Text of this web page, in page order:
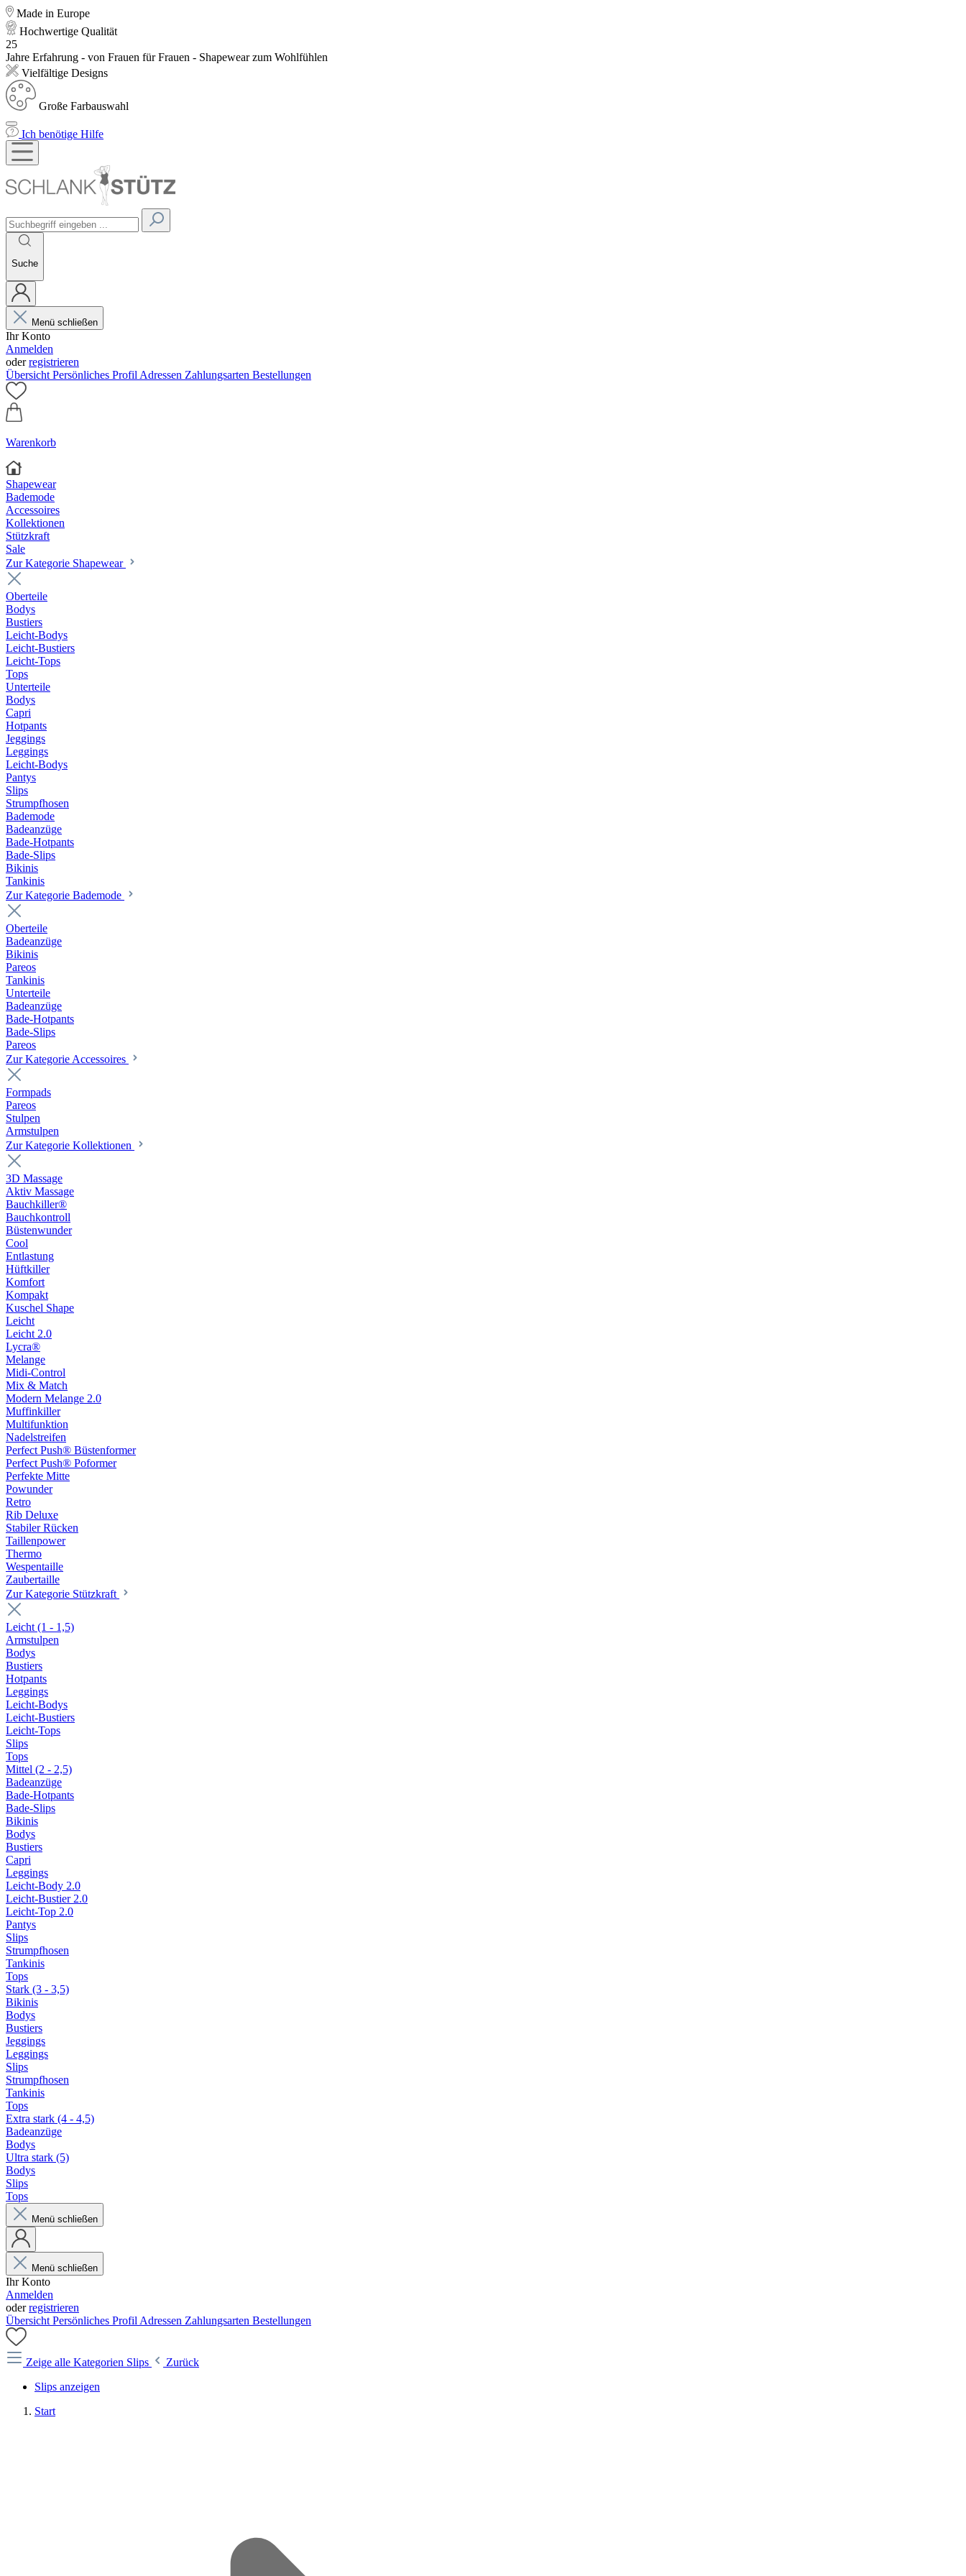
Made in Europe
Hochwertige Qualität
25
Jahre Erfahrung - von Frauen für Frauen - Shapewear zum Wohlfühlen
Vielfältige Designs
Große Farbauswahl
Ich benötige Hilfe
Suche
Menü schließen
Ihr Konto
Anmelden
oderregistrieren
Übersicht Persönliches Profil Adressen Zahlungsarten Bestellungen
Warenkorb
Shapewear
Bademode
Accessoires
Kollektionen
Stützkraft
Sale
Zur Kategorie Shapewear
Oberteile
Bodys
Bustiers
Leicht-Bodys
Leicht-Bustiers
Leicht-Tops
Tops
Unterteile
Bodys
Capri
Hotpants
Jeggings
Leggings
Leicht-Bodys
Pantys
Slips
Strumpfhosen
Bademode
Badeanzüge
Bade-Hotpants
Bade-Slips
Bikinis
Tankinis
Zur Kategorie Bademode
Oberteile
Badeanzüge
Bikinis
Pareos
Tankinis
Unterteile
Badeanzüge
Bade-Hotpants
Bade-Slips
Pareos
Zur Kategorie Accessoires
Formpads
Pareos
Stulpen
Armstulpen
Zur Kategorie Kollektionen
3D Massage
Aktiv Massage
Bauchkiller®
Bauchkontroll
Büstenwunder
Cool
Entlastung
Hüftkiller
Komfort
Kompakt
Kuschel Shape
Leicht
Leicht 2.0
Lycra®
Melange
Midi-Control
Mix & Match
Modern Melange 2.0
Muffinkiller
Multifunktion
Nadelstreifen
Perfect Push® Büstenformer
Perfect Push® Poformer
Perfekte Mitte
Powunder
Retro
Rib Deluxe
Stabiler Rücken
Taillenpower
Thermo
Wespentaille
Zaubertaille
Zur Kategorie Stützkraft
Leicht (1 - 1,5)
Armstulpen
Bodys
Bustiers
Hotpants
Leggings
Leicht-Bodys
Leicht-Bustiers
Leicht-Tops
Slips
Tops
Mittel (2 - 2,5)
Badeanzüge
Bade-Hotpants
Bade-Slips
Bikinis
Bodys
Bustiers
Capri
Leggings
Leicht-Body 2.0
Leicht-Bustier 2.0
Leicht-Top 2.0
Pantys
Slips
Strumpfhosen
Tankinis
Tops
Stark (3 - 3,5)
Bikinis
Bodys
Bustiers
Jeggings
Leggings
Slips
Strumpfhosen
Tankinis
Tops
Extra stark (4 - 4,5)
Badeanzüge
Bodys
Ultra stark (5)
Bodys
Slips
Tops
Menü schließen
Menü schließen
Ihr Konto
Anmelden
oderregistrieren
Übersicht Persönliches Profil Adressen Zahlungsarten Bestellungen
Zeige alle Kategorien Slips
Zurück
Slips anzeigen
Start